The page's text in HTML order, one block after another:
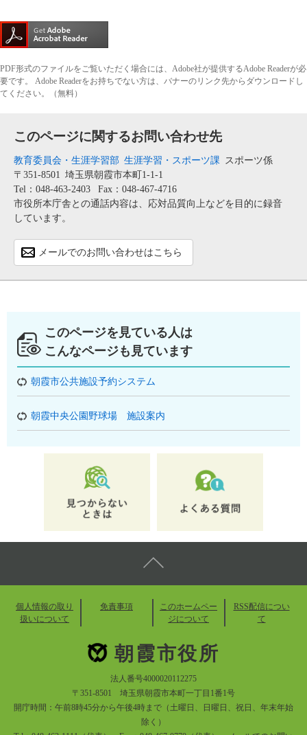
PDF形式のファイルをご覧いただく場合には、Adobe社が提供するAdobe Readerが必
要です。
Adobe Readerをお持ちでない方は、バナーのリンク先からダウンロードし
てください。（無料）
このページに関するお問い合わせ先
教育委員会・生涯学習部 生涯学習・スポーツ課
スポーツ係
〒351-8501
埼玉県朝霞市本町1-1-1
Tel：048-463-2403
Fax：048-467-4716
市役所本庁舎との通話内容は、応対品質向上などを目的に録音
しています。
メールでのお問い合わせはこちら
このページを見ている人は
こんなページも見ています
朝霞市公共施設予約システム
朝霞中央公園野球場 施設案内
個人情報の取り
扱いについて
免責事項
このホームペー
ジについて
RSS配信につい
て
朝霞市役所
法人番号4000020112275
〒351-8501 埼玉県朝霞市本町一丁目1番1号
開庁時間：午前8時45分から午後4時まで（土曜日、日曜日、祝日、年末年始
除く）